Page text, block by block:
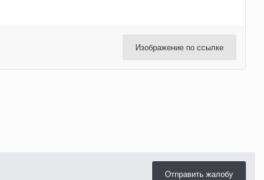
Изображение по ссылке
Отправить жалобу